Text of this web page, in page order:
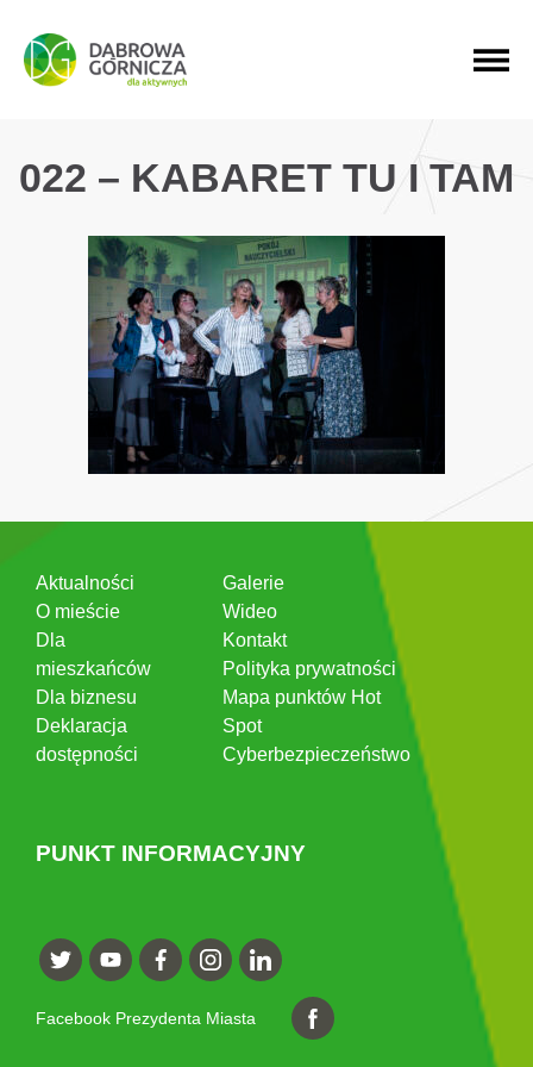
PRZEJDŹ DO MENU GŁÓWNEGO
PRZEJDŹ DO WYSZUKIWARKI
PRZEJDŹ DO TREŚCI
022 – KABARET TU I TAM
Aktualności
O mieście
Dla
mieszkańców
Dla biznesu
Deklaracja
dostępności
Galerie
Wideo
Kontakt
Polityka prywatności
Mapa punktów Hot
Spot
Cyberbezpieczeństwo
PUNKT INFORMACYJNY
Facebook Prezydenta Miasta